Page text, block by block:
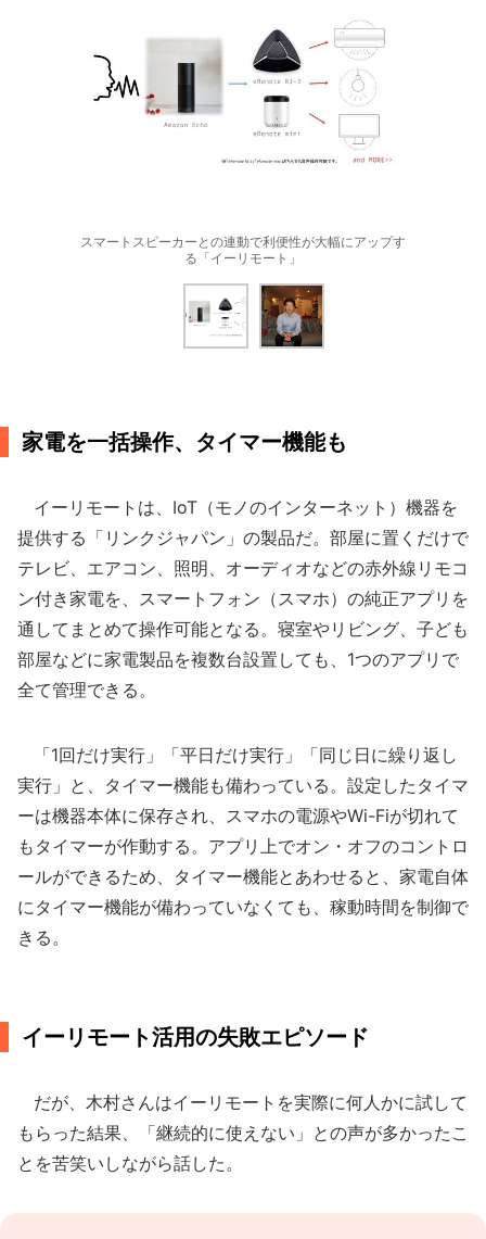
スマートスピーカーとの連動で利便性が大幅にアップす
る「イーリモート」
家電を一括操作、タイマー機能も
イーリモートは、IoT（モノのインターネット）機器を
提供する「リンクジャパン」の製品だ。部屋に置くだけで
テレビ、エアコン、照明、オーディオなどの赤外線リモコ
ン付き家電を、スマートフォン（スマホ）の純正アプリを
通してまとめて操作可能となる。寝室やリビング、子ども
部屋などに家電製品を複数台設置しても、1つのアプリで
全て管理できる。
「1回だけ実行」「平日だけ実行」「同じ日に繰り返し
実行」と、タイマー機能も備わっている。設定したタイマ
ーは機器本体に保存され、スマホの電源やWi-Fiが切れて
もタイマーが作動する。アプリ上でオン・オフのコントロ
ールができるため、タイマー機能とあわせると、家電自体
にタイマー機能が備わっていなくても、稼動時間を制御で
きる。
イーリモート活用の失敗エピソード
だが、木村さんはイーリモートを実際に何人かに試して
もらった結果、「継続的に使えない」との声が多かったこ
とを苦笑いしながら話した。